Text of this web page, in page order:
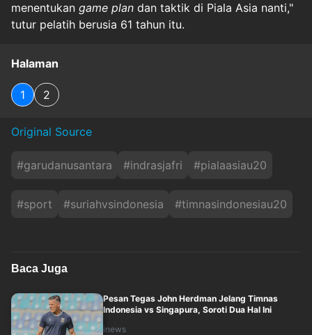
menentukan game plan dan taktik di Piala Asia nanti,"
tutur pelatih berusia 61 tahun itu.
Halaman
1 2
Original Source
#garudanusantara #indrasjafri #pialaasiau20
#sport #suriahvsindonesia #timnasindonesiau20
Baca Juga
Pesan Tegas John Herdman Jelang Timnas
Indonesia vs Singapura, Soroti Dua Hal Ini
inews